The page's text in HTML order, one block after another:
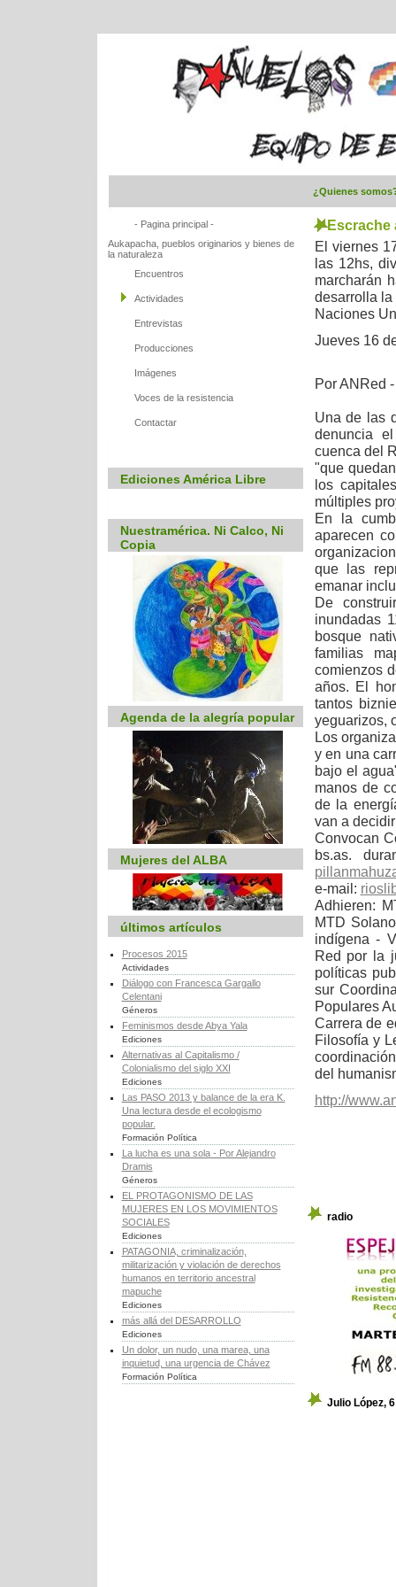
¿Quienes
- Pagina principal -
Aukapacha, pueblos originarios y bienes de
la naturaleza
Encuentros
Actividades
Entrevistas
Producciones
Imágenes
Voces de la resistencia
Contactar
Ediciones América Libre
Nuestramérica. Ni Calco, Ni
Copia
Agenda de la alegría popular
Mujeres del ALBA
últimos artículos
Procesos 2015
Actividades
Diálogo con Francesca Gargallo
Celentani
Géneros
Feminismos desde Abya Yala
Ediciones
Alternativas al Capitalismo /
Colonialismo del siglo XXI
Ediciones
Las PASO 2013 y balance de la era K.
Una lectura desde el ecologismo
popular.
Formación Política
La lucha es una sola - Por Alejandro
Dramis
Géneros
EL PROTAGONISMO DE LAS
MUJERES EN LOS MOVIMIENTOS
SOCIALES
Ediciones
PATAGONIA, criminalización,
militarización y violación de derechos
humanos en territorio ancestral
mapuche
Ediciones
más allá del DESARROLLO
Ediciones
Un dolor, un nudo, una marea, una
inquietud, una urgencia de Chávez
Formación Política
Escrache
El viernes
las 12hs,
marcharán
desarrolla la
Naciones
Jueves 16
Por ANRed -
Una de las
denuncia
cuenca del
"que
los
múltiples
En la
aparecen
que las
emanar
De
inundadas
bosque
familias
comienzos
años. El
tantos
yeguarizos,
Los
y en una
bajo el
manos de
de la
van a
Convocan
bs.as.
e-mail:
Adhieren:
MTD
indígena -
Red por la
políticas
sur
Populares
Carrera de
Filosofía y
del
http://
radio
Julio López,